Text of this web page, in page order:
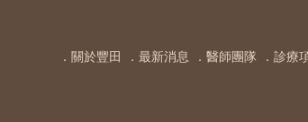
．關於豐田 ．最新消息 ．醫師團隊 ．診療